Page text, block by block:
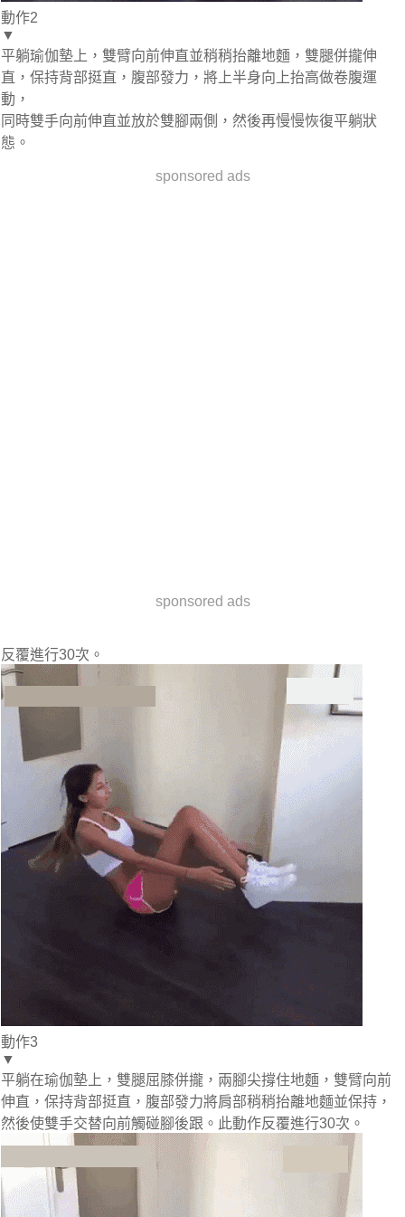
動作2
▼
平躺瑜伽墊上，雙臂向前伸直並稍稍抬離地麵，雙腿併攏伸
直，保持背部挺直，腹部發力，將上半身向上抬高做卷腹運
動，
同時雙手向前伸直並放於雙腳兩側，然後再慢慢恢復平躺狀
態。
sponsored ads
sponsored ads
反覆進行30次。
動作3
▼
平躺在瑜伽墊上，雙腿屈膝併攏，兩腳尖撐住地麵，雙臂向前
伸直，保持背部挺直，腹部發力將肩部稍稍抬離地麵並保持，
然後使雙手交替向前觸碰腳後跟。此動作反覆進行30次。